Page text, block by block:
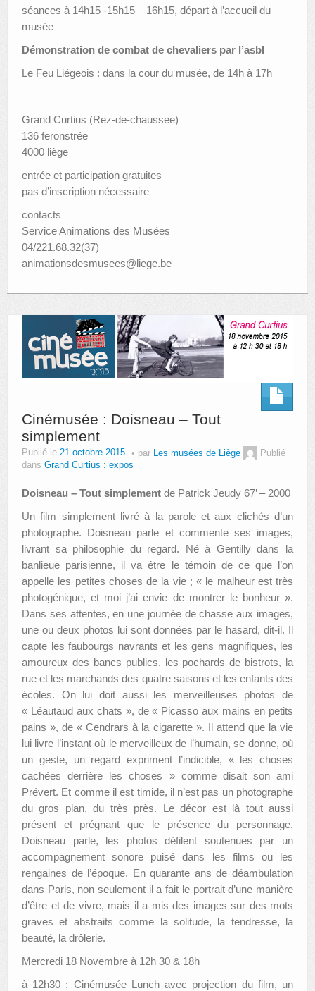
séances à 14h15 -15h15 – 16h15, départ à l’accueil du
musée
Démonstration de combat de chevaliers par l’asbl
Le Feu Liégeois : dans la cour du musée, de 14h à 17h
Grand Curtius (Rez-de-chaussee)
136 feronstrée
4000 liège
entrée et participation gratuites
pas d’inscription nécessaire
contacts
Service Animations des Musées
04/221.68.32(37)
animationsdesmusees@liege.be
Cinémusée : Doisneau – Tout
simplement
Publié le 21 octobre 2015 par Les musées de Liège
Publié
dans Grand Curtius : expos
Doisneau – Tout simplement de Patrick Jeudy 67’ – 2000
Un film simplement livré à la parole et aux clichés d’un
photographe. Doisneau parle et commente ses images,
livrant sa philosophie du regard. Né à Gentilly dans la
banlieue parisienne, il va être le témoin de ce que l’on
appelle les petites choses de la vie ; « le malheur est très
photogénique, et moi j’ai envie de montrer le bonheur ».
Dans ses attentes, en une journée de chasse aux images,
une ou deux photos lui sont données par le hasard, dit-il. Il
capte les faubourgs navrants et les gens magnifiques, les
amoureux des bancs publics, les pochards de bistrots, la
rue et les marchands des quatre saisons et les enfants des
écoles. On lui doit aussi les merveilleuses photos de
« Léautaud aux chats », de « Picasso aux mains en petits
pains », de « Cendrars à la cigarette ». Il attend que la vie
lui livre l’instant où le merveilleux de l’humain, se donne, où
un geste, un regard expriment l’indicible, « les choses
cachées derrière les choses » comme disait son ami
Prévert. Et comme il est timide, il n’est pas un photographe
du gros plan, du très près. Le décor est là tout aussi
présent et prégnant que le présence du personnage.
Doisneau parle, les photos défilent soutenues par un
accompagnement sonore puisé dans les films ou les
rengaines de l’époque. En quarante ans de déambulation
dans Paris, non seulement il a fait le portrait d’une manière
d’être et de vivre, mais il a mis des images sur des mots
graves et abstraits comme la solitude, la tendresse, la
beauté, la drôlerie.
Mercredi 18 Novembre à 12h 30 & 18h
à 12h30 : Cinémusée Lunch avec projection du film, un